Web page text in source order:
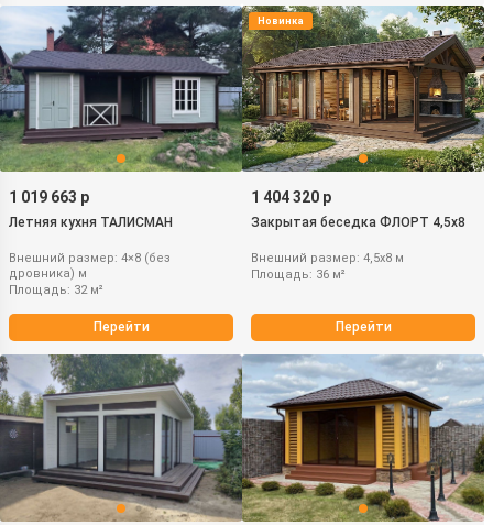
1 019 663 р
Летняя кухня ТАЛИСМАН
Внешний размер: 4×8 (без
дровника) м
Площадь: 32 м²
Перейти
Новинка
1 404 320 р
Закрытая беседка ФЛОРТ 4,5х8
Внешний размер: 4,5х8 м
Площадь: 36 м²
Перейти